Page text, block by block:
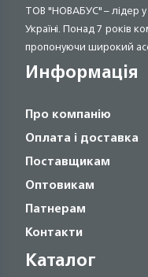
ТОВ "НОВАБУС" – лідер у
Україні. Понад 7 років
пропонуючи широкий
Информація
Про компанію
Оплата і доставка
Поставщикам
Оптовикам
Патнерам
Контакти
Каталог